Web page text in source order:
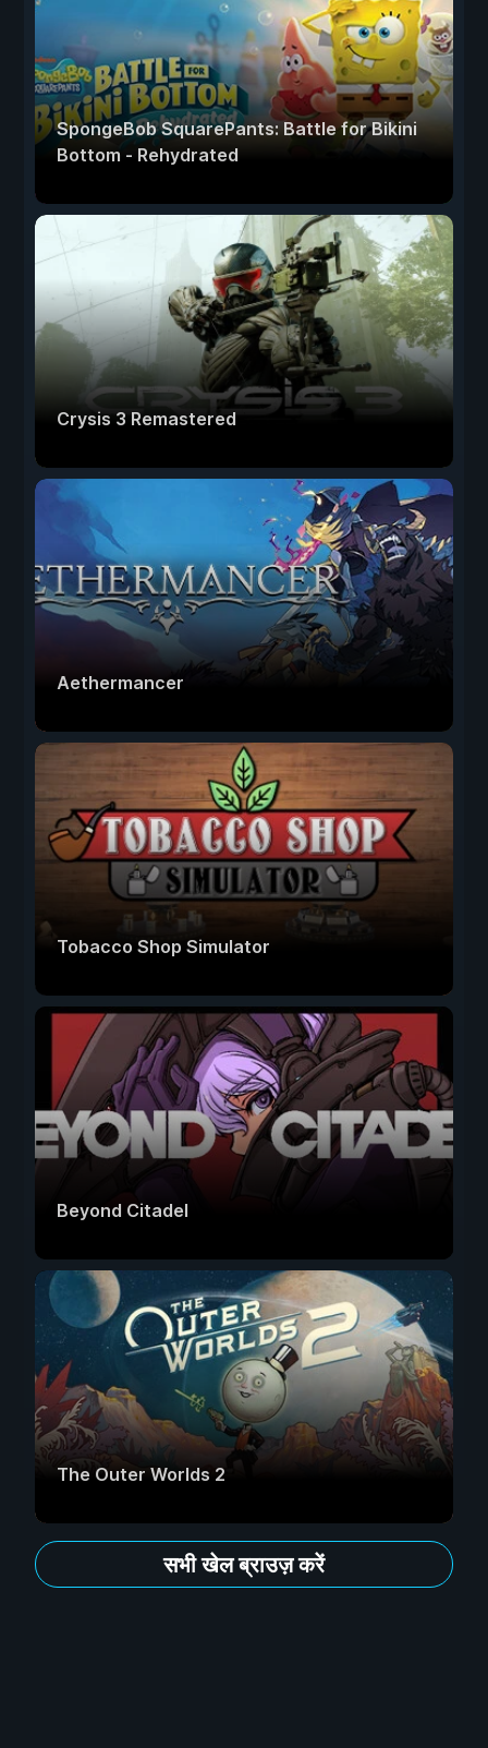
SpongeBob SquarePants: Battle for Bikini
Bottom - Rehydrated
Crysis 3 Remastered
Aethermancer
Tobacco Shop Simulator
Beyond Citadel
The Outer Worlds 2
सभी खेल ब्राउज़ करें